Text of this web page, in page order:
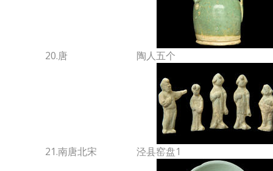
20.唐 陶人五个
21.南唐北宋 泾县窑盘1